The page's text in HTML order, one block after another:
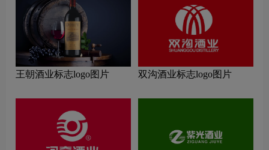
王朝酒业标志logo图片 双沟酒业标志logo图片